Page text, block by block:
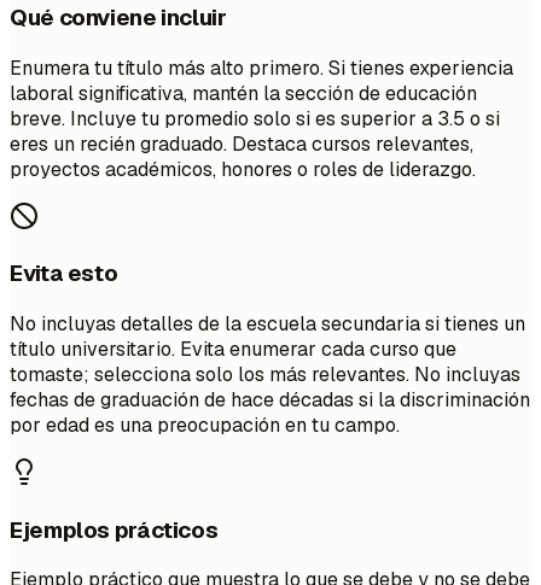
Qué conviene incluir
Enumera tu título más alto primero. Si tienes experiencia
laboral significativa, mantén la sección de educación
breve. Incluye tu promedio solo si es superior a 3.5 o si
eres un recién graduado. Destaca cursos relevantes,
proyectos académicos, honores o roles de liderazgo.
Evita esto
No incluyas detalles de la escuela secundaria si tienes un
título universitario. Evita enumerar cada curso que
tomaste; selecciona solo los más relevantes. No incluyas
fechas de graduación de hace décadas si la discriminación
por edad es una preocupación en tu campo.
Ejemplos prácticos